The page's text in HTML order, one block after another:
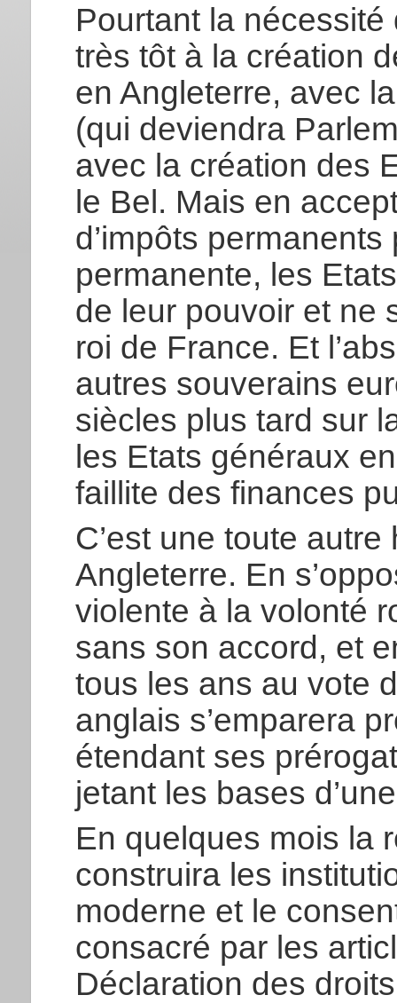
Pourtant la nécessité
très tôt à la création
en Angleterre, avec
(qui deviendra
avec la création des
le Bel. Mais en
d’impôts
permanente, les
de leur pouvoir et ne
roi de France. Et
autres souverains
siècles plus tard sur
les Etats généraux
faillite des finances
C’est une toute
Angleterre. En
violente à la volonté
sans son accord, et
tous les ans au vote
anglais s’emparera
étendant ses
jetant les bases
En quelques mois la
construira les
moderne et le
consacré par les
Déclaration des